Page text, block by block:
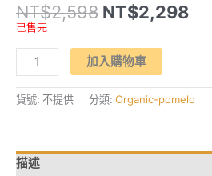
NT$2,598 原
始
格：
NT$2,598。
NT$2,298目
前
已售完
【大
內
涵】
有
機
白
柚
加入購物車
貨號: 不提供 分類: Organic-pomelo
描述